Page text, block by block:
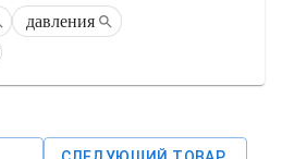
давления